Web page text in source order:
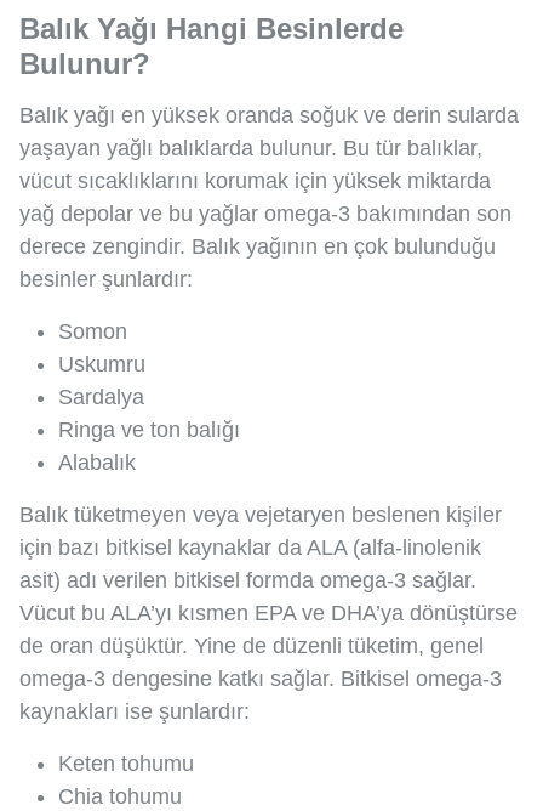
Balık Yağı Hangi Besinlerde
Bulunur?
Balık yağı en yüksek oranda soğuk ve derin sularda
yaşayan yağlı balıklarda bulunur. Bu tür balıklar,
vücut sıcaklıklarını korumak için yüksek miktarda
yağ depolar ve bu yağlar omega-3 bakımından son
derece zengindir. Balık yağının en çok bulunduğu
besinler şunlardır:
Somon
Uskumru
Sardalya
Ringa ve ton balığı
Alabalık
Balık tüketmeyen veya vejetaryen beslenen kişiler
için bazı bitkisel kaynaklar da ALA (alfa-linolenik
asit) adı verilen bitkisel formda omega-3 sağlar.
Vücut bu ALA’yı kısmen EPA ve DHA’ya dönüştürse
de oran düşüktür. Yine de düzenli tüketim, genel
omega-3 dengesine katkı sağlar. Bitkisel omega-3
kaynakları ise şunlardır:
Keten tohumu
Chia tohumu